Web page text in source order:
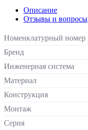
Описание
Отзывы и вопросы
Номенклатурный номер
Бренд
Инженерная система
Материал
Конструкция
Монтаж
Серия